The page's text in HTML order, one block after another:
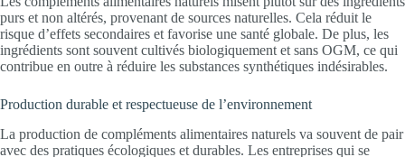
purs et non altérés, provenant de sources naturelles. Cela réduit le
risque d’effets secondaires et favorise une santé globale. De plus, les
ingrédients sont souvent cultivés biologiquement et sans OGM, ce qui
contribue en outre à réduire les substances synthétiques indésirables.
Production durable et respectueuse de l’environnement
La production de compléments alimentaires naturels va souvent de pair
avec des pratiques écologiques et durables. Les entreprises qui se